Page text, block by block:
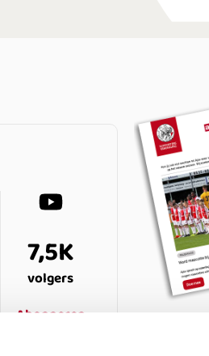
7,5K
volgers
Abonneren